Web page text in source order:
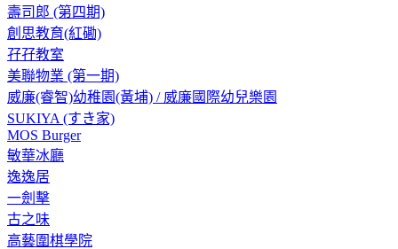
壽司郎 (第四期)
創思教育(紅磡)
孖孖教室
美聯物業 (第一期)
威廉(睿智)幼稚園(黃埔) / 威廉國際幼兒樂園
SUKIYA (すき家)
MOS Burger
敏華冰廳
逸逸居
一劍擊
古之味
高藝圍棋學院